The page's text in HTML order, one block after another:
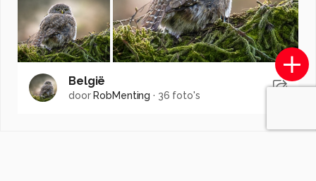
België
door RobMenting · 36 foto's